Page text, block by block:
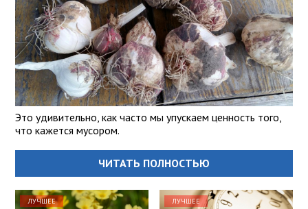
Это удивительно, как часто мы упускаем ценность того,
что кажется мусором.
ЧИТАТЬ ПОЛНОСТЬЮ
ЛУЧШЕЕ ЛУЧШЕЕ